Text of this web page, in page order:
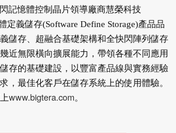
記憶體控制晶片領導廠商慧榮科技
定義儲存(Software Define Storage)產品品
儲存、超融合基礎架構和全快閃陣列儲存
近無限橫向擴展能力，帶領各種不同應用
存的基礎建設，以豐富產品線與實務經驗
，最佳化客戶在儲存系統上的使用體驗。
www.bigtera.com。